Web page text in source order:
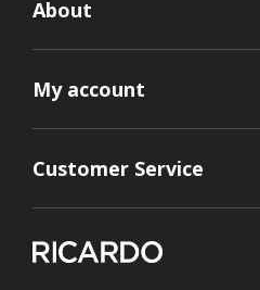
About
My account
Customer Service